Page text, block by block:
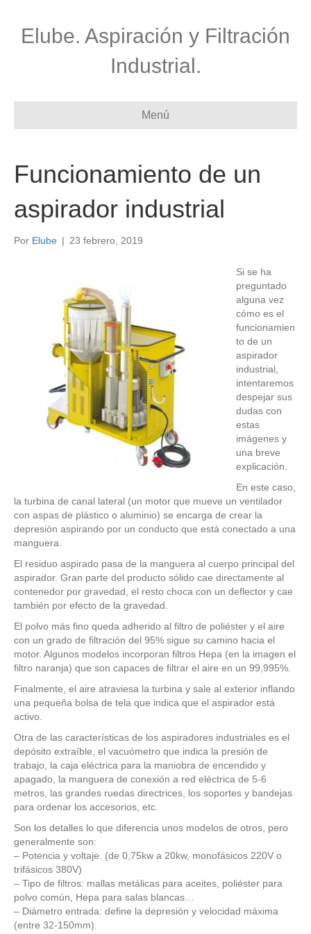
Elube. Aspiración y Filtración
Industrial.
Menú
Funcionamiento de un
aspirador industrial
Por Elube | 23 febrero, 2019
Si se ha
preguntado
alguna vez
cómo es el
funcionamien
to de un
aspirador
industrial,
intentaremos
despejar sus
dudas con
estas
imágenes y
una breve
explicación.
En este caso,
la turbina de canal lateral (un motor que mueve un ventilador
con aspas de plástico o aluminio) se encarga de crear la
depresión aspirando por un conducto que está conectado a una
manguera.
El residuo aspirado pasa de la manguera al cuerpo principal del
aspirador. Gran parte del producto sólido cae directamente al
contenedor por gravedad, el resto choca con un deflector y cae
también por efecto de la gravedad.
El polvo más fino queda adherido al filtro de poliéster y el aire
con un grado de filtración del 95% sigue su camino hacia el
motor. Algunos modelos incorporan filtros Hepa (en la imagen el
filtro naranja) que son capaces de filtrar el aire en un 99,995%.
Finalmente, el aire atraviesa la turbina y sale al exterior inflando
una pequeña bolsa de tela que indica que el aspirador está
activo.
Otra de las características de los aspiradores industriales es el
depósito extraíble, el vacuómetro que indica la presión de
trabajo, la caja eléctrica para la maniobra de encendido y
apagado, la manguera de conexión a red eléctrica de 5-6
metros, las grandes ruedas directrices, los soportes y bandejas
para ordenar los accesorios, etc.
Son los detalles lo que diferencia unos modelos de otros, pero
generalmente son:
– Potencia y voltaje. (de 0,75kw a 20kw, monofásicos 220V o
trifásicos 380V)
– Tipo de filtros: mallas metálicas para aceites, poliéster para
polvo común, Hepa para salas blancas…
– Diámetro entrada: define la depresión y velocidad máxima
(entre 32-150mm).